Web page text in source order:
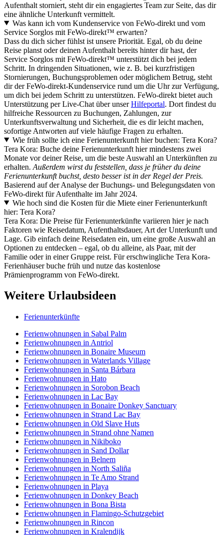
Aufenthalt storniert, steht dir ein engagiertes Team zur Seite, das dir
eine ähnliche Unterkunft vermittelt.
Was kann ich vom Kundenservice von FeWo-direkt und vom
Service Sorglos mit FeWo-direkt™ erwarten?
Dass du dich sicher fühlst ist unsere Priorität. Egal, ob du deine
Reise planst oder deinen Aufenthalt bereits hinter dir hast, der
Service Sorglos mit FeWo-direkt™ unterstützt dich bei jedem
Schritt. In dringenden Situationen, wie z. B. bei kurzfristigen
Stornierungen, Buchungsproblemen oder möglichem Betrug, steht
dir der FeWo-direkt-Kundenservice rund um die Uhr zur Verfügung,
um dich bei jedem Schritt zu unterstützen. FeWo-direkt bietet auch
Unterstützung per Live-Chat über unserHilfeportal. Dort findest du
hilfreiche Ressourcen zu Buchungen, Zahlungen, zur
Unterkunftsverwaltung und Sicherheit, die es dir leicht machen,
sofortige Antworten auf viele häufige Fragen zu erhalten.
Wie früh sollte ich eine Ferienunterkunft hier buchen: Tera Kora?
Tera Kora: Buche deine Ferienunterkunft hier mindestens zwei
Monate vor deiner Reise, um die beste Auswahl an Unterkünften zu
erhalten. Außerdem wirst du feststellen, dass je früher du deine
Ferienunterkunft buchst, desto besser ist in der Regel der Preis.
Basierend auf der Analyse der Buchungs- und Belegungsdaten von
FeWo-direkt für Aufenthalte im Jahr 2024.
Wie hoch sind die Kosten für die Miete einer Ferienunterkunft
hier: Tera Kora?
Tera Kora: Die Preise für Ferienunterkünfte variieren hier je nach
Faktoren wie Reisedatum, Aufenthaltsdauer, Art der Unterkunft und
Lage. Gib einfach deine Reisedaten ein, um eine große Auswahl an
Optionen zu entdecken – egal, ob du alleine, als Paar, mit der
Familie oder in einer Gruppe reist. Für erschwingliche Tera Kora-
Ferienhäuser buche früh und nutze das kostenlose
Prämienprogramm von FeWo-direkt.
Weitere Urlaubsideen
Ferienunterkünfte
Ferienwohnungen in Sabal Palm
Ferienwohnungen in Antriol
Ferienwohnungen in Bonaire Museum
Ferienwohnungen in Waterlands Village
Ferienwohnungen in Santa Bárbara
Ferienwohnungen in Hato
Ferienwohnungen in Sorobon Beach
Ferienwohnungen in Lac Bay
Ferienwohnungen in Bonaire Donkey Sanctuary
Ferienwohnungen in Strand Lac Bay
Ferienwohnungen in Old Slave Huts
Ferienwohnungen in Strand ohne Namen
Ferienwohnungen in Nikiboko
Ferienwohnungen in Sand Dollar
Ferienwohnungen in Belnem
Ferienwohnungen in North Saliña
Ferienwohnungen in Te Amo Strand
Ferienwohnungen in Playa
Ferienwohnungen in Donkey Beach
Ferienwohnungen in Bona Bista
Ferienwohnungen in Flamingo-Schutzgebiet
Ferienwohnungen in Rincon
Ferienwohnungen in Kralendijk